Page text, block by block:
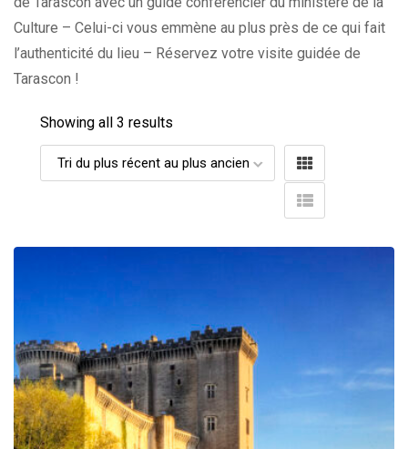
Culture – Celui-ci vous emmène au plus près de ce qui fait
l’authenticité du lieu – Réservez votre visite guidée de
Tarascon !
Showing all 3 results